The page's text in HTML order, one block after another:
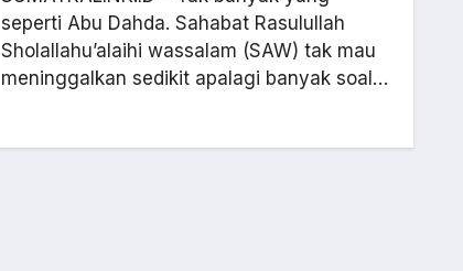
seperti Abu Dahda. Sahabat Rasulullah
Sholallahu’alaihi wassalam (SAW) tak mau
meninggalkan sedikit apalagi banyak soal…